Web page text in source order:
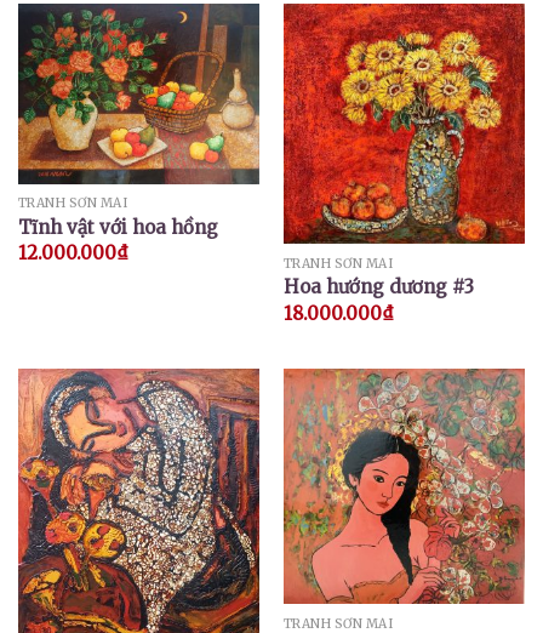
TRANH SƠN MÀI
Tĩnh vật với hoa hồng
12.000.000₫ TRANH SƠN MÀI
Hoa hướng dương #3
18.000.000₫
TRANH SƠN MÀI